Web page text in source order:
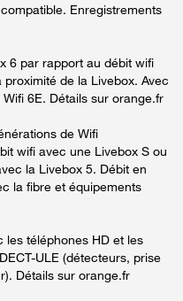
Enregistrements
6 par rapport au débit wifi
de la Livebox. Avec
6E. Détails sur orange.fr
de Wifi
wifi avec une Livebox S ou
la Livebox 5. Débit en
la fibre et équipements
les téléphones HD et les
ULE (détecteurs, prise
Détails sur orange.fr